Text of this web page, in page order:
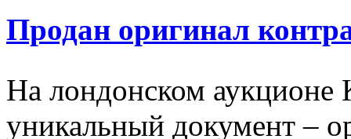
Продан оригинал
На лондонском
уникальный документ –